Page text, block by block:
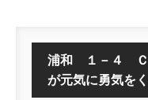
浦和 １－４ Ｃ
が元気に勇気を